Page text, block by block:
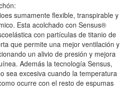
sumamente flexible, transpirable y
Esta acolchado con Sensus®
con partículas de titanio de
que permite una mejor ventilación y
un alivio de presión y mejora
Además la tecnología Sensus,
sea excesiva cuando la temperatura
ocurre con el resto de espumas